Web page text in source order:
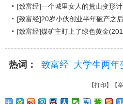
[致富经]一个城里女人的荒山变形
[致富经]20岁小伙创业半年破产之
[致富经]煤矿主盯上了绿色黄金
热词： 致富经 大学生两
【打印 】【